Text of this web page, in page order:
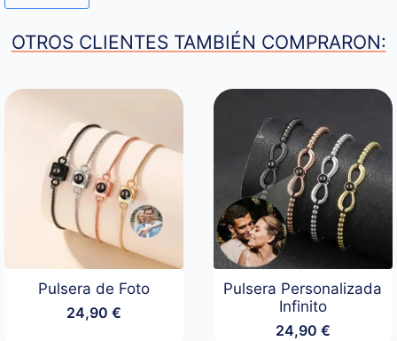
OTROS CLIENTES TAMBIÉN COMPRARON:
Pulsera de Foto
24,90€
Pulsera Personalizada
Infinito
24,90 €